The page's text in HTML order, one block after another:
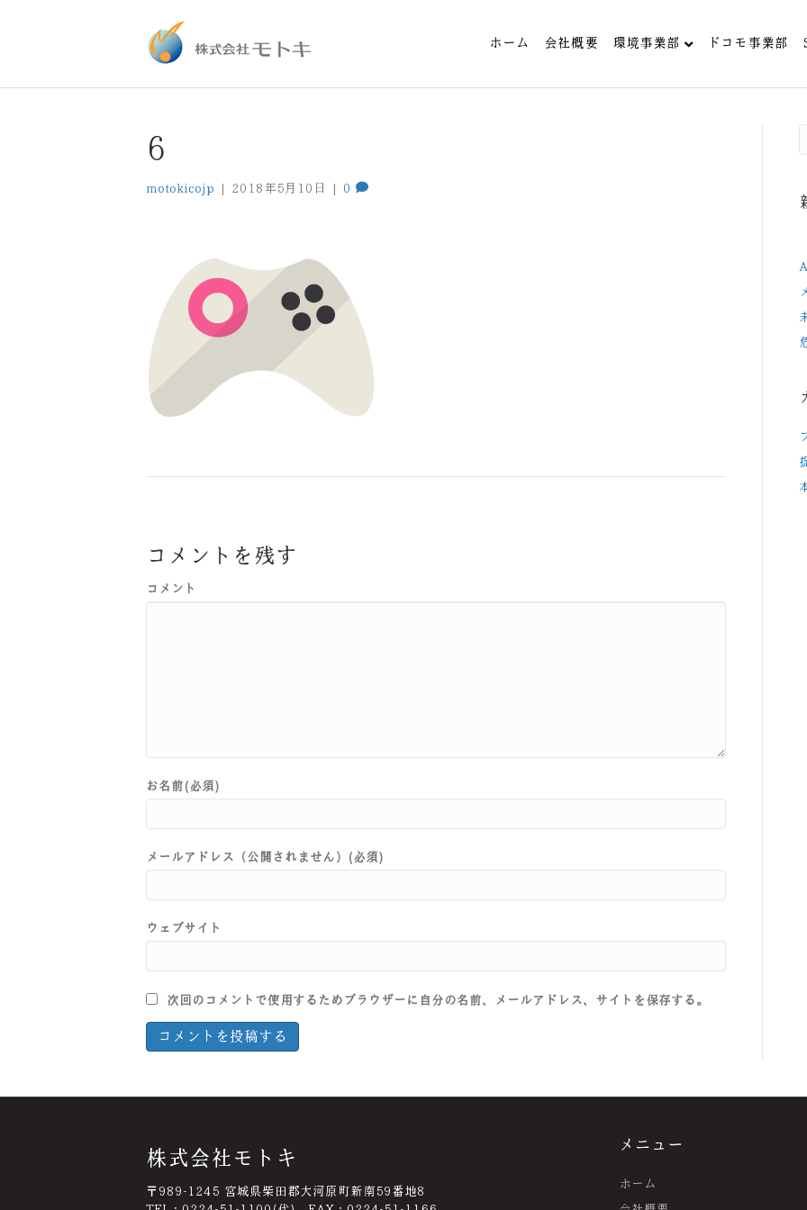
ホーム 会社概要 環境事業部 ドコモ事業部
6
motokicojp | 2018年5月10日 | 0
コメントを残す
コメント
お名前(必須)
メールアドレス（公開されません）(必須)
ウェブサイト
次回のコメントで使用するためブラウザーに自分の名前、メールアドレス、サイトを保存する。
株式会社モトキ
〒989-1245 宮城県柴田郡大河原町新南59番地8
メニュー
ホーム